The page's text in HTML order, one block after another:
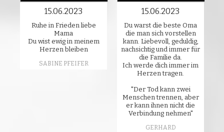
15.06.2023
Ruhe in Frieden liebe
Mama
Du wist ewig in meinem
Herzen bleiben
SABINE PFEIFER
15.06.2023
Du warst die beste Oma
die man sich vorstellen
kann. Liebevoll, geduldig,
nachsichtig und immer für
die Familie da.
Ich werde dich immer im
Herzen tragen.
"Der Tod kann zwei
Menschen trennen, aber
er kann ihnen nicht die
Verbindung nehmen"
GERHARD